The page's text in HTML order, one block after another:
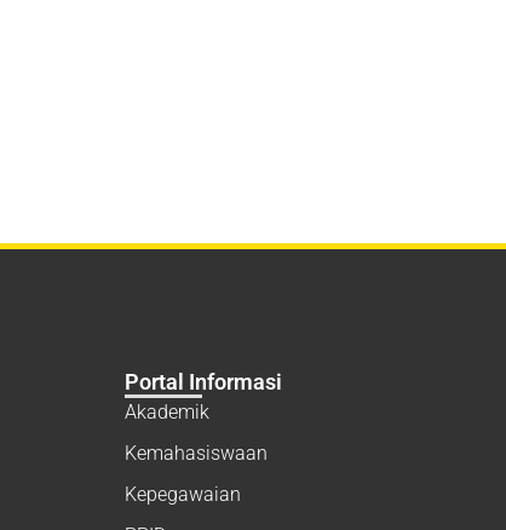
Portal Informasi
Akademik
Kemahasiswaan
Kepegawaian